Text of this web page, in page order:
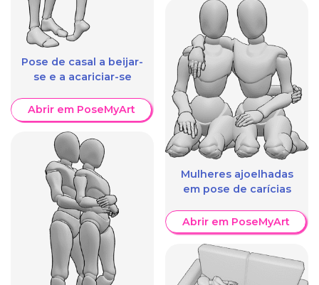
Pose de casal a beijar-
se e a acariciar-se
Abrir em PoseMyArt
Mulheres ajoelhadas
em pose de carícias
Abrir em PoseMyArt